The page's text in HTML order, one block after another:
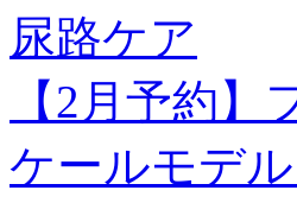
尿路ケア
【2月予約
ケールモデル